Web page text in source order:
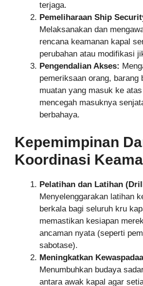
terjaga.
Pemeliharaan Ship
Melaksanakan dan
rencana keamanan kapal
perubahan atau modifikasi
Pengendalian Akses:
pemeriksaan orang, barang
muatan yang masuk ke
mencegah masuknya
berbahaya.
Kepemimpinan
Koordinasi
Pelatihan dan Latihan
Menyelenggarakan latihan
berkala bagi seluruh kru
memastikan kesiapan
ancaman nyata (seperti
sabotase).
Meningkatkan
Menumbuhkan budaya
antara awak kapal agar